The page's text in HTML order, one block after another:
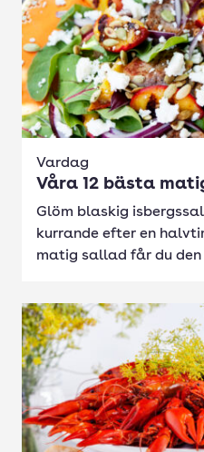
Vardag
Våra 12 bästa
Glöm blaskig
kurrande efter en
matig sallad får du